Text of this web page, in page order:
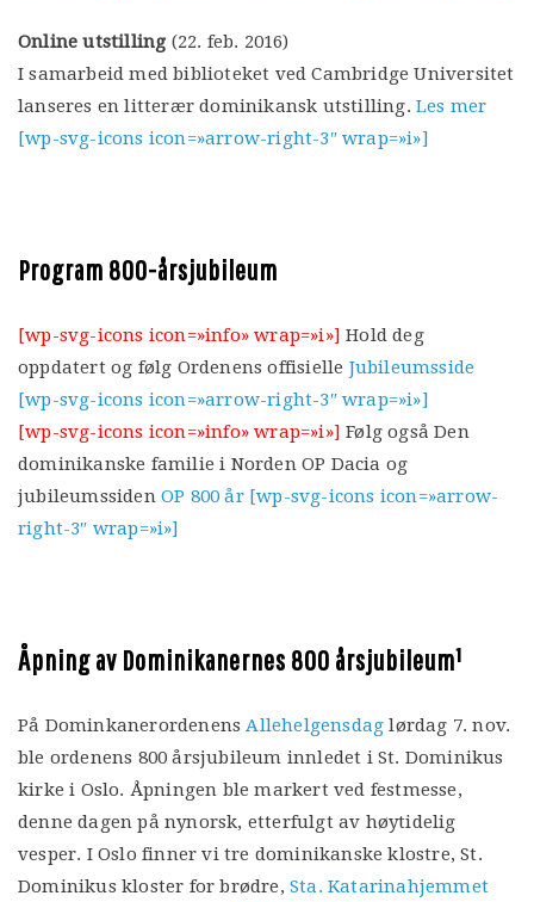
Online utstilling(22. feb. 2016)
I samarbeid med biblioteket ved Cambridge Universitet
lanseres en litterær dominikansk utstilling.Les mer
[wp-svg-icons icon=»arrow-right-3″ wrap=»i»]
Program 800-årsjubileum
[wp-svg-icons icon=»info» wrap=»i»] Hold deg
oppdatert og følg Ordenens offisielle Jubileumsside
[wp-svg-icons icon=»arrow-right-3″ wrap=»i»]
[wp-svg-icons icon=»info» wrap=»i»] Følg også Den
dominikanske familie i Norden OP Dacia og
jubileumssidenOP 800 år [wp-svg-icons icon=»arrow-
right-3″ wrap=»i»]
Åpning av Dominikanernes 800 årsjubileum¹
På DominkanerordenensAllehelgensdag lørdag 7. nov.
ble ordenens 800 årsjubileum innledet i St. Dominikus
kirke i Oslo. Åpningen ble markert ved festmesse,
denne dagen på nynorsk, etterfulgt av høytidelig
vesper. I Oslo finner vi tre dominikanske klostre, St.
Dominikus kloster for brødre, Sta. Katarinahjemmet